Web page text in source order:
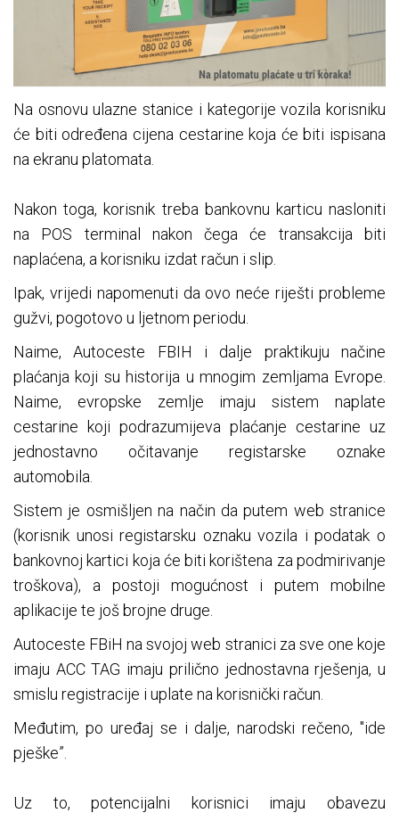
Na osnovu ulazne stanice i kategorije vozila korisniku
će biti određena cijena cestarine koja će biti ispisana
na ekranu platomata.
Nakon toga, korisnik treba bankovnu karticu nasloniti
na POS terminal nakon čega će transakcija biti
naplaćena, a korisniku izdat račun i slip.
Ipak, vrijedi napomenuti da ovo neće riješti probleme
gužvi, pogotovo u ljetnom periodu.
Naime, Autoceste FBIH i dalje praktikuju načine
plaćanja koji su historija u mnogim zemljama Evrope.
Naime, evropske zemlje imaju sistem naplate
cestarine koji podrazumijeva plaćanje cestarine uz
jednostavno očitavanje registarske oznake
automobila.
Sistem je osmišljen na način da putem web stranice
(korisnik unosi registarsku oznaku vozila i podatak o
bankovnoj kartici koja će biti korištena za podmirivanje
troškova), a postoji mogućnost i putem mobilne
aplikacije te još brojne druge.
Autoceste FBiH na svojoj web stranici za sve one koje
imaju ACC TAG imaju prilično jednostavna rješenja, u
smislu registracije i uplate na korisnički račun.
Međutim, po uređaj se i dalje, narodski rečeno, "ide
pješke”.
Uz to, potencijalni korisnici imaju obavezu